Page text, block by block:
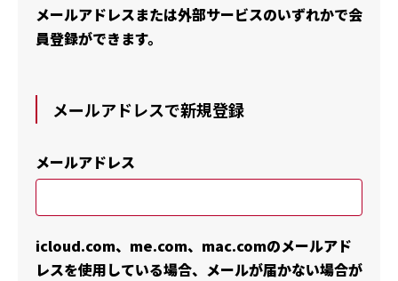
メールアドレスまたは外部サービスのいずれかで会
員登録ができます。
メールアドレスで新規登録
メールアドレス
icloud.com、me.com、mac.comのメールアド
レスを使用している場合、メールが届かない場合が